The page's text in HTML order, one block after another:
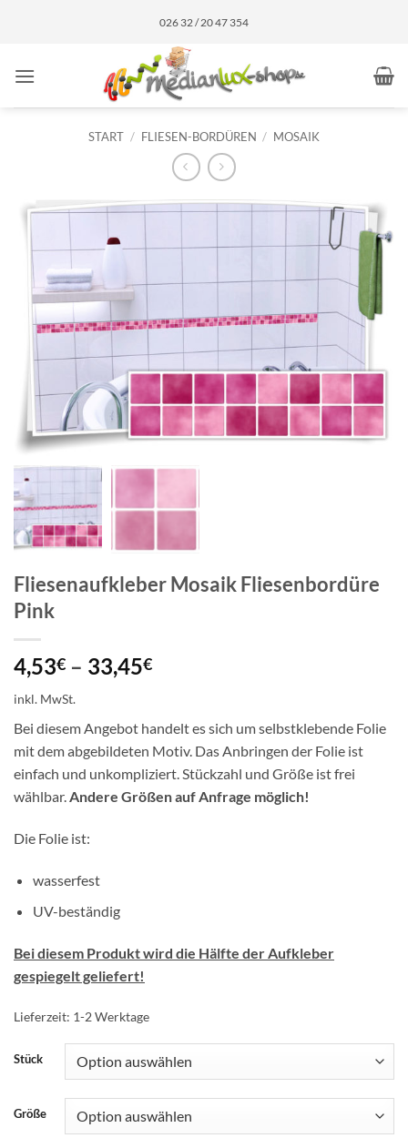
026 32 / 20 47 354
START / FLIESEN-BORDÜREN / MOSAIK
Fliesenaufkleber Mosaik Fliesenbordüre
Pink
4,53€ – 33,45€
inkl. MwSt.
Bei diesem Angebot handelt es sich um selbstklebende Folie
mit dem abgebildeten Motiv. Das Anbringen der Folie ist
einfach und unkompliziert. Stückzahl und Größe ist frei
wählbar.Andere Größen auf Anfrage möglich!
Die Folie ist:
wasserfest
UV-beständig
Bei diesem Produkt wird die Hälfte der Aufkleber
gespiegelt geliefert!
Lieferzeit: 1-2 Werktage
Stück
Größe